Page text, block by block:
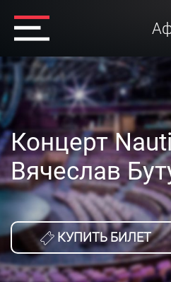
Концерт
Вячеслав
КУПИТЬ БИЛЕТ